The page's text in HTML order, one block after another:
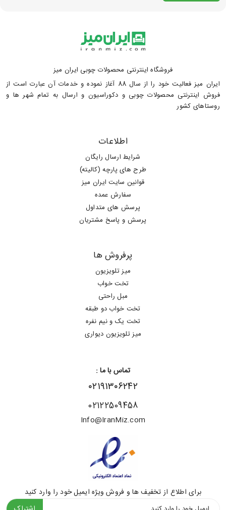
فروشگاه اینترنتی محصولات چوبی ایران میز
ایران میز فعالیت خود را از سال 88 آغاز نموده و خدمات آن عبارت است از
فروش اینترنتی محصولات چوبی و دکوراسیون و ارسال به تمام شهر ها و
روستاهای کشور
اطلاعات
شرایط ارسال رایگان
طرح های پارچه (کالیته)
قوانین سایت ایران میز
سفارش عمده
پرسش های متداول
پرسش و پاسخ مشتریان
پرفروش ها
میز تلویزیون
تخت خواب
مبل راحتی
تخت خواب دو طبقه
تخت یک و نیم نفره
میز تلویزیون دیواری
تماس با ما :
۰۲۱۹۱۳۰۶۲۴۲
02122509458
Info@IranMiz.com
برای اطلاع از تخفیف ها و فروش ویژه ایمیل خود را وارد کنید